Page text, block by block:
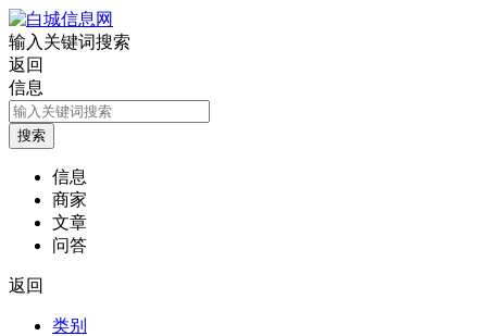
输入关键词搜索
返回
信息
信息
商家
文章
问答
返回
类别